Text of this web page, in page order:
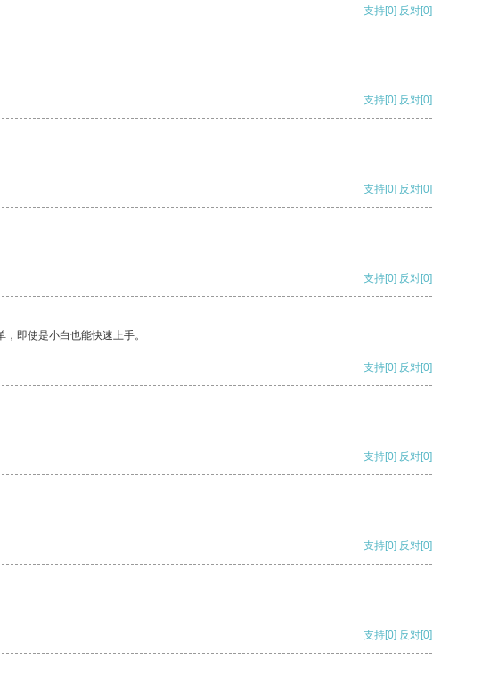
支持[0] 反对[0]
支持[0] 反对[0]
支持[0] 反对[0]
支持[0] 反对[0]
即使是小白也能快速上手。
支持[0] 反对[0]
支持[0] 反对[0]
支持[0] 反对[0]
支持[0] 反对[0]